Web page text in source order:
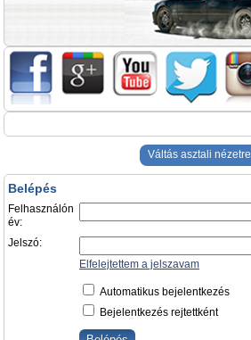
Váltás asztali nézetre
Belépés
Felhasználón
év:
Jelszó:
Elfelejtettem a jelszavam
Automatikus bejelentkezés
Bejelentkezés rejtettként